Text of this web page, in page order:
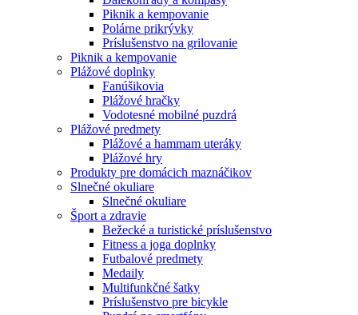
Piknik a kempovanie
Polárne prikrývky
Príslušenstvo na grilovanie
Piknik a kempovanie
Plážové doplnky
Fanúšikovia
Plážové hračky
Vodotesné mobilné puzdrá
Plážové predmety
Plážové a hammam uteráky
Plážové hry
Produkty pre domácich maznáčikov
Slnečné okuliare
Slnečné okuliare
Šport a zdravie
Bežecké a turistické príslušenstvo
Fitness a joga doplnky
Futbalové predmety
Medaily
Multifunkčné šatky
Príslušenstvo pre bicykle